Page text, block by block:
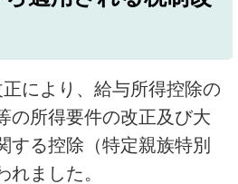
により、給与所得控除の
の所得要件の改正及び大
する控除（特定親族特別
れました。